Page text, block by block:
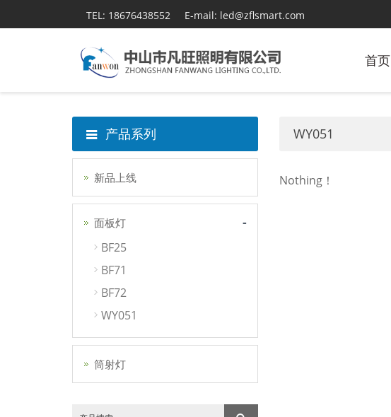
TEL: 18676438552 E-mail: led@zflsmart.com
首页
WY051
Nothing！
产品系列
新品上线
面板灯 -
BF25
BF71
BF72
WY051
筒射灯